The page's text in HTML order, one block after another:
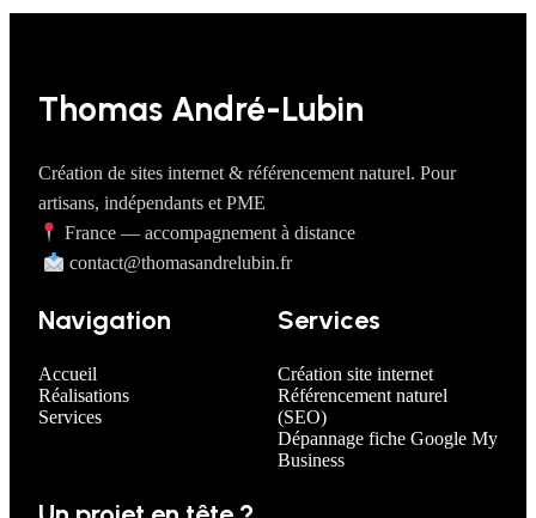
Thomas André-Lubin
Création de sites internet & référencement naturel. Pour
artisans, indépendants et PME
France — accompagnement à distance
contact@thomasandrelubin.fr
Navigation
Accueil
Réalisations
Services
Services
Création site internet
Référencement naturel
(SEO)
Dépannage fiche Google My
Business